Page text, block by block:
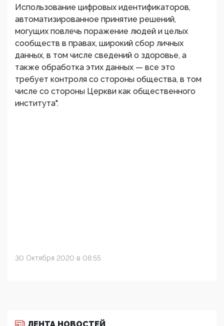
Использование цифровых идентификаторов,
автоматизированное принятие решений,
могущих повлечь поражение людей и целых
сообществ в правах, широкий сбор личных
данных, в том числе сведений о здоровье, а
также обработка этих данных — все это
требует контроля со стороны общества, в том
числе со стороны Церкви как общественного
института".
30 Октября 2020 в 08:55